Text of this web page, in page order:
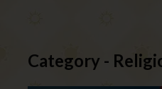
Category -